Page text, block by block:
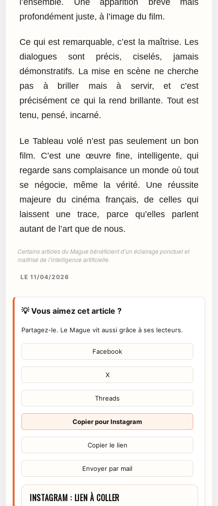
profondément juste, à l’image du film.
Ce qui est remarquable, c’est la maîtrise. Les
dialogues sont précis, ciselés, jamais
démonstratifs. La mise en scène ne cherche
pas à briller mais à servir, et c’est
précisément ce qui la rend brillante. Tout est
tenu, pensé, incarné.
Le Tableau volé n’est pas seulement un bon
film. C’est une œuvre fine, intelligente, qui
regarde sans complaisance un monde où tout
se négocie, même la vérité. Une réussite
majeure du cinéma français, de celles qui
laissent une trace, parce qu’elles parlent
autant de l’art que de nous.
Certains articles du Mague bénéficient d’un éclairage ponctuel et
maîtrisé de l’intelligence artificielle.
LE 11/04/2026
💡 Vous aimez cet article ?
Partagez-le. Le Mague vit aussi grâce à ses lecteurs.
Facebook
X
Threads
Copier pour Instagram
Copier le lien
Envoyer par mail
INSTAGRAM : LIEN À COLLER